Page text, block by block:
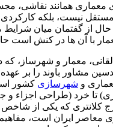
معماری همانند
مستقل نیست، بلکه کارکردی
از گفتمان میان شرایط
با آن ها در کنش است
معمار و شهرساز،
مشاور باوند را بر
و شهرسازی کشور
تا خرد (طراحی اجزاء و
کلانتری که یکی از شاخص
معاصر ایران است،